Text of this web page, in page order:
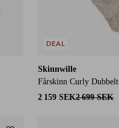
Skinnwille
Fårskinn Curly Dubbelt
2 159 SEK2 699 SEK
DEAL